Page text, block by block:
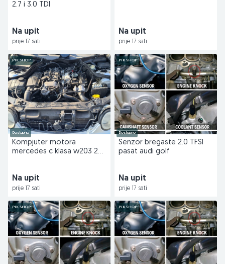
2.7 i 3.0 TDI
Na upit
prije 17 sati
Na upit
prije 17 sati
PIK SHOP
Dostupno
Kompjuter motora
mercedes c klasa w203 220
Na upit
prije 17 sati
PIK SHOP
Dostupno
Senzor bregaste 2.0 TFSI
pasat audi golf
Na upit
prije 17 sati
PIK SHOP PIK SHOP